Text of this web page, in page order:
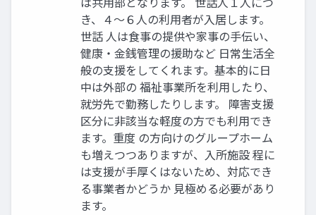
き、４～６人の利用者が入居します。
世話 人は食事の提供や家事の手伝い、
健康・金銭管理の援助など 日常生活全
般の支援をしてくれます。基本的に日
中は外部の 福祉事業所を利用したり、
就労先で勤務したりします。 障害支援
区分に非該当な軽度の方でも利用でき
ます。重度 の方向けのグループホーム
も増えつつありますが、入所施設 程に
は支援が手厚くはないため、対応でき
る事業者かどうか 見極める必要があり
ます。